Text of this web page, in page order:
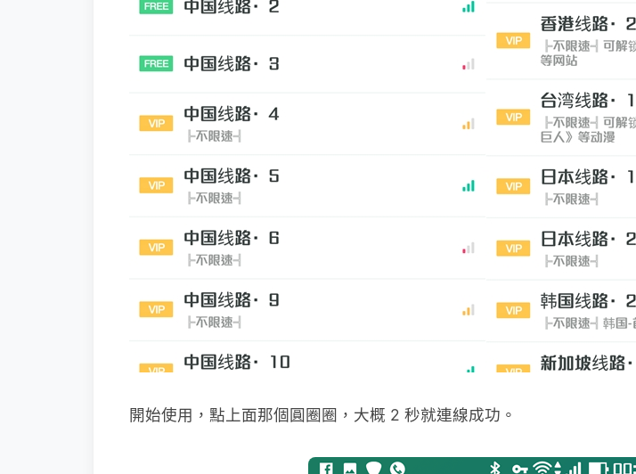
開始使用，點上面那個圓圈圈，大概 2 秒就連線成功。